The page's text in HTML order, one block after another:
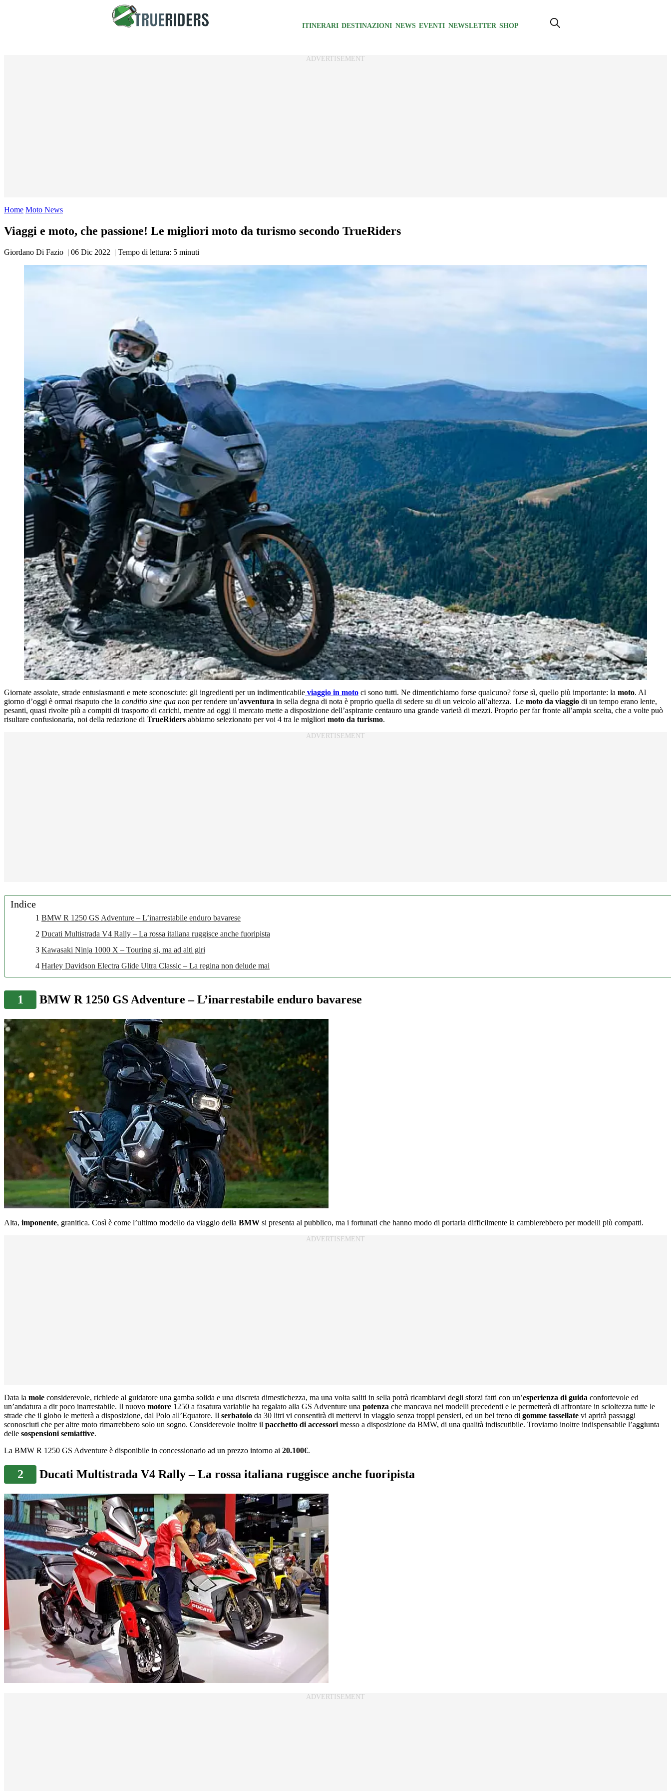
ITINERARI DESTINAZIONI NEWS EVENTI NEWSLETTER SHOP
Home Moto News
Viaggi e moto, che passione! Le migliori moto da turismo secondo TrueRiders
Giordano Di Fazio | 06 Dic 2022 | Tempo di lettura: 5 minuti
Giornate assolate, strade entusiasmanti e mete sconosciute: gli ingredienti per un indimenticabile viaggio in moto ci sono tutti. Ne dimentichiamo forse qualcuno? forse sì, quello più importante: la moto. Al
giorno d’oggi è ormai risaputo che la conditio sine qua non per rendere un’avventura in sella degna di nota è proprio quella di sedere su di un veicolo all’altezza. Le moto da viaggio di un tempo erano lente,
pesanti, quasi rivolte più a compiti di trasporto di carichi, mentre ad oggi il mercato mette a disposizione dell’aspirante centauro una grande varietà di mezzi. Proprio per far fronte all’ampia scelta, che a volte può
risultare confusionaria, noi della redazione di TrueRiders abbiamo selezionato per voi 4 tra le migliori moto da turismo.
Indice
1 BMW R 1250 GS Adventure – L’inarrestabile enduro bavarese
2 Ducati Multistrada V4 Rally – La rossa italiana ruggisce anche fuoripista
3 Kawasaki Ninja 1000 X – Touring si, ma ad alti giri
4 Harley Davidson Electra Glide Ultra Classic – La regina non delude mai
1 BMW R 1250 GS Adventure – L’inarrestabile enduro bavarese
Alta, imponente, granitica. Così è come l’ultimo modello da viaggio della BMW si presenta al pubblico, ma i fortunati che hanno modo di portarla difficilmente la cambierebbero per modelli più compatti.
Data la mole considerevole, richiede al guidatore una gamba solida e una discreta dimestichezza, ma una volta saliti in sella potrà ricambiarvi degli sforzi fatti con un’esperienza di guida confortevole ed
un’andatura a dir poco inarrestabile. Il nuovo motore 1250 a fasatura variabile ha regalato alla GS Adventure una potenza che mancava nei modelli precedenti e le permetterà di affrontare in scioltezza tutte le
strade che il globo le metterà a disposizione, dal Polo all’Equatore. Il serbatoio da 30 litri vi consentirà di mettervi in viaggio senza troppi pensieri, ed un bel treno di gomme tassellate vi aprirà passaggi
sconosciuti che per altre moto rimarrebbero solo un sogno. Considerevole inoltre il pacchetto di accessori messo a disposizione da BMW, di una qualità indiscutibile. Troviamo inoltre indispensabile l’aggiunta
delle sospensioni semiattive.
La BMW R 1250 GS Adventure è disponibile in concessionario ad un prezzo intorno ai 20.100€.
2 Ducati Multistrada V4 Rally – La rossa italiana ruggisce anche fuoripista